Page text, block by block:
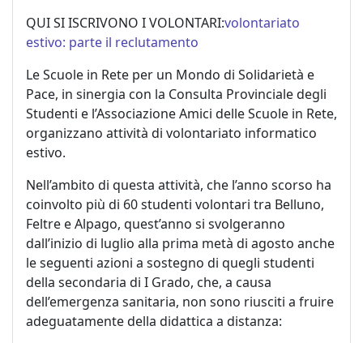
QUI SI ISCRIVONO I VOLONTARI:volontariato
estivo: parte il reclutamento
Le Scuole in Rete per un Mondo di Solidarietà e
Pace, in sinergia con la Consulta Provinciale degli
Studenti e l’Associazione Amici delle Scuole in Rete,
organizzano attività di volontariato informatico
estivo.
Nell’ambito di questa attività, che l’anno scorso ha
coinvolto più di 60 studenti volontari tra Belluno,
Feltre e Alpago, quest’anno si svolgeranno
dall’inizio di luglio alla prima metà di agosto anche
le seguenti azioni a sostegno di quegli studenti
della secondaria di I Grado, che, a causa
dell’emergenza sanitaria, non sono riusciti a fruire
adeguatamente della didattica a distanza: